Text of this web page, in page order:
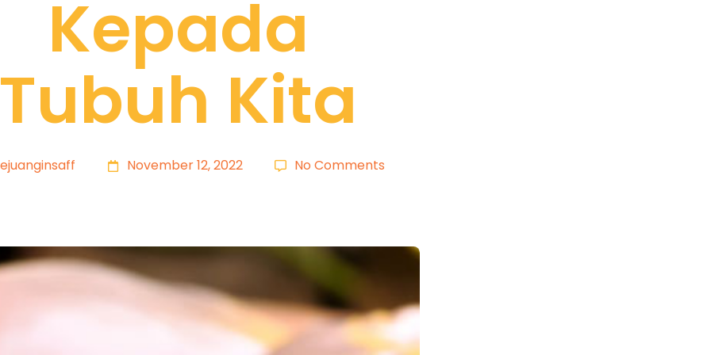
Kepada
Kita
November 12, 2022 No Comments